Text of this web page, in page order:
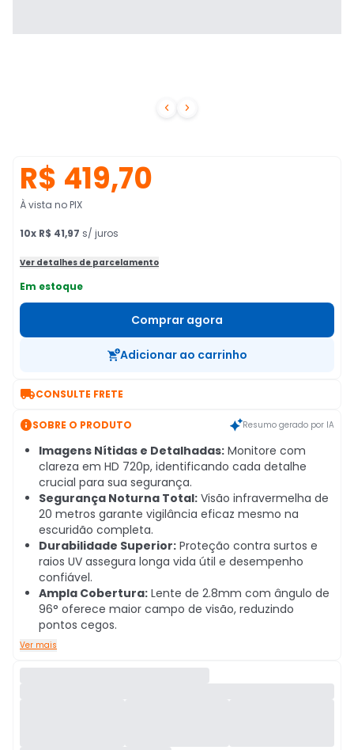
 
R$ 419,70
À vista no PIX
10x R$ 41,97 s/ juros
Ver detalhes de parcelamento
Em estoque
Comprar agora
Adicionar ao carrinho
CONSULTE FRETE
SOBRE O PRODUTO Resumo gerado por IA
Imagens Nítidas e Detalhadas: Monitore com
clareza em HD 720p, identificando cada detalhe
crucial para sua segurança.
Segurança Noturna Total: Visão infravermelha de
20 metros garante vigilância eficaz mesmo na
escuridão completa.
Durabilidade Superior: Proteção contra surtos e
raios UV assegura longa vida útil e desempenho
confiável.
Ampla Cobertura: Lente de 2.8mm com ângulo de
96° oferece maior campo de visão, reduzindo
pontos cegos.
Ver mais